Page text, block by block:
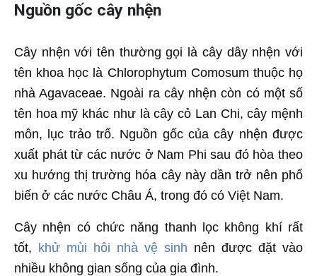
Nguồn gốc cây nhện
Cây nhện với tên thường gọi là cây dây nhện với
tên khoa học là Chlorophytum Comosum thuộc họ
nhà Agavaceae. Ngoài ra cây nhện còn có một số
tên hoa mỹ khác như là cây cỏ Lan Chi, cây mệnh
môn, lục trảo trổ. Nguồn gốc của cây nhện được
xuất phát từ các nước ở Nam Phi sau đó hòa theo
xu hướng thị trường hóa cây này dần trở nên phổ
biến ở các nước Châu Á, trong đó có Việt Nam.
Cây nhện có chức năng thanh lọc không khí rất
tốt, khử mùi hôi nhà vệ sinh nên được đặt vào
nhiều không gian sống của gia đình.